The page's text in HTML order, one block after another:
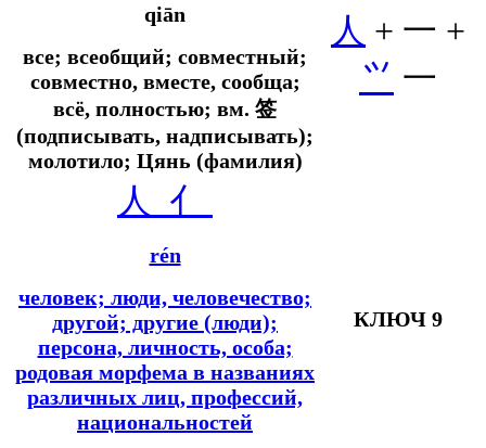
qiān
все; всеобщий; совместный;
совместно, вместе, сообща;
всё, полностью; вм. 签
(подписывать, надписывать);
молотило; Цянь (фамилия)
人 + 一 +
⺍ 一
人 亻
rén
человек; люди, человечество;
другой; другие (люди);
персона, личность, особа;
родовая морфема в названиях
различных лиц, профессий,
национальностей
КЛЮЧ 9